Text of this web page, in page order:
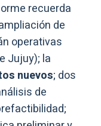
recuerda
de
operativas
Jujuy); la
nuevos; dos
de